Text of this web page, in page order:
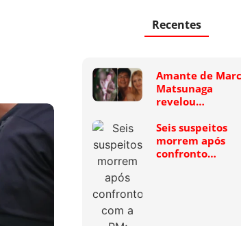
Recentes
Amante de
Matsunaga
revelou…
Seis suspeitos
morrem após
confronto…